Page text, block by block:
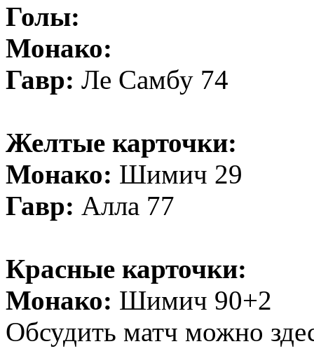
Голы:
Монако:
Гавр: Ле Самбу 74
Желтые карточки:
Монако: Шимич 29
Гавр: Алла 77
Красные карточки:
Монако: Шимич 90+2
Обсудить матч можно